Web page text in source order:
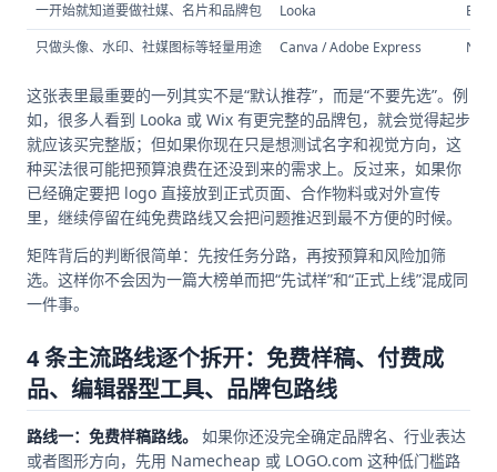
一开始就知道要做社媒、名片和品牌包
Looka
只做头像、水印、社媒图标等轻量用途
Canva / Adobe Express
这张表里最重要的一列其实不是“默认推荐”，而是“不要先选”。例
如，很多人看到 Looka 或 Wix 有更完整的品牌包，就会觉得起步
就应该买完整版；但如果你现在只是想测试名字和视觉方向，这
种买法很可能把预算浪费在还没到来的需求上。反过来，如果你
已经确定要把 logo 直接放到正式页面、合作物料或对外宣传
里，继续停留在纯免费路线又会把问题推迟到最不方便的时候。
矩阵背后的判断很简单：先按任务分路，再按预算和风险加筛
选。这样你不会因为一篇大榜单而把“先试样”和“正式上线”混成同
一件事。
4 条主流路线逐个拆开：免费样稿、付费成
品、编辑器型工具、品牌包路线
路线一：免费样稿路线。
如果你还没完全确定品牌名、行业表达
或者图形方向，先用 Namecheap 或 LOGO.com 这种低门槛路